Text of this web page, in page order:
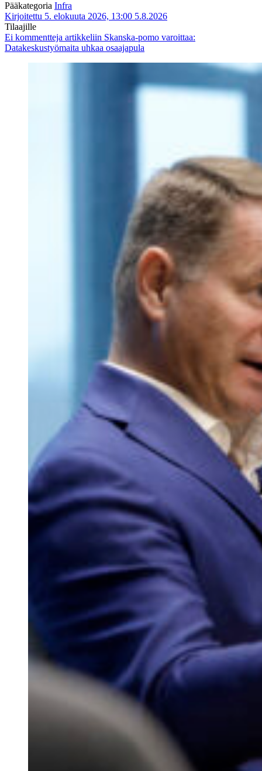
Pääkategoria Infra
Kirjoitettu 5. elokuuta 2026, 13:00 5.8.2026
Tilaajille
Ei kommentteja artikkeliin Skanska-pomo varoittaa:
Datakeskustyömaita uhkaa osaajapula